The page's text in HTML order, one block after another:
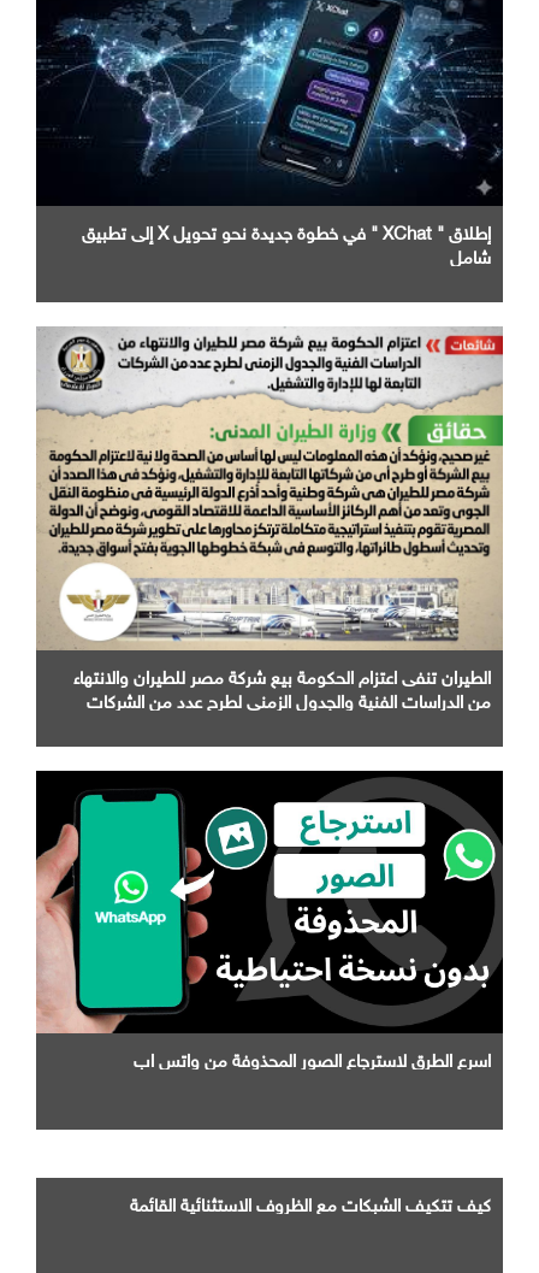
إطلاق " XChat " في خطوة جديدة نحو تحويل X إلى تطبيق
شامل
الطيران تنفى اعتزام الحكومة بيع شركة مصر للطيران والانتهاء
من الدراسات الفنية والجدول الزمني لطرح عدد من الشركات
اسرع الطرق لاسترجاع الصور المحذوفة من واتس اب
كيف تتكيف الشبكات مع الظروف الاستثنائية القائمة